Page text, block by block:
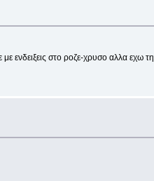
ενδειξεις στο ροζε-χρυσο αλλα εχω